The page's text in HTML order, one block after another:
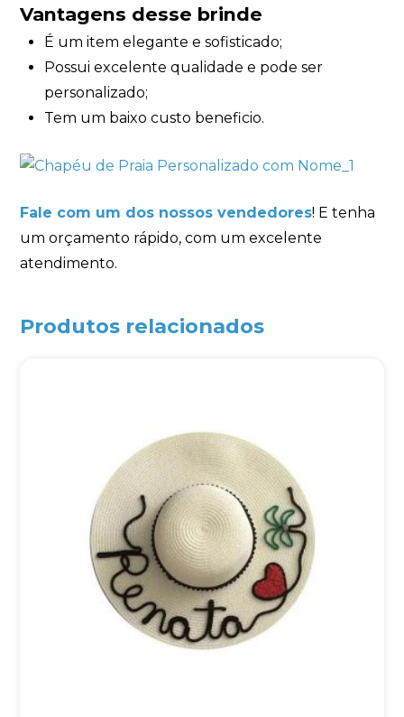
Vantagens desse brinde
É um item elegante e sofisticado;
Possui excelente qualidade e pode ser
personalizado;
Tem um baixo custo beneficio.
Fale com um dos nossos vendedores! E tenha
um orçamento rápido, com um excelente
atendimento.
Produtos relacionados